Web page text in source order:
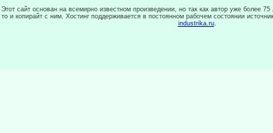
Этот сайт основан на всемирно известном произведении, но так как автор уже более 75
то и копирайт с ним. Хостинг поддерживается в постоянном рабочем состоянии
industrika.ru.